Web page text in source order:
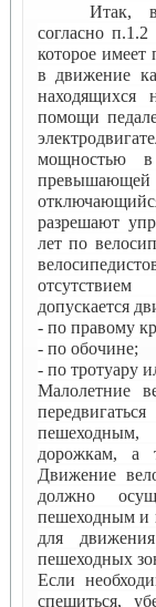
Итак,
согласно
которое имеет
в движение
находящихся
помощи
мощностью
разрешают
лет по
допускается
- по правому
- по обочине;
- по тротуару
Малолетние
дорожкам, а
Движение
должно
пешеходным и
для
пешеходных
Если
спешиться,